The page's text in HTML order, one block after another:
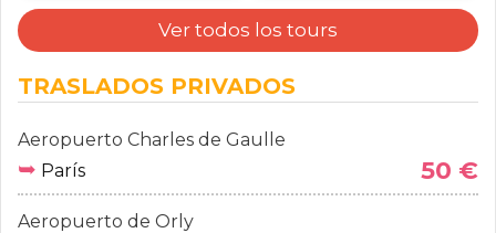
Ver todos los tours
TRASLADOS PRIVADOS
Aeropuerto Charles de Gaulle
➥ París 50 €
Aeropuerto de Orly